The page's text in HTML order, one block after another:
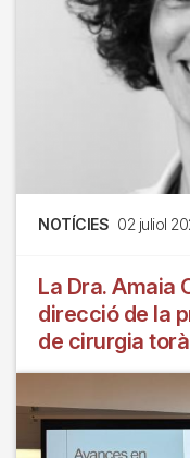
NOTÍCIES 02 juliol
La Dra. Amaia
direcció de la
de cirurgia